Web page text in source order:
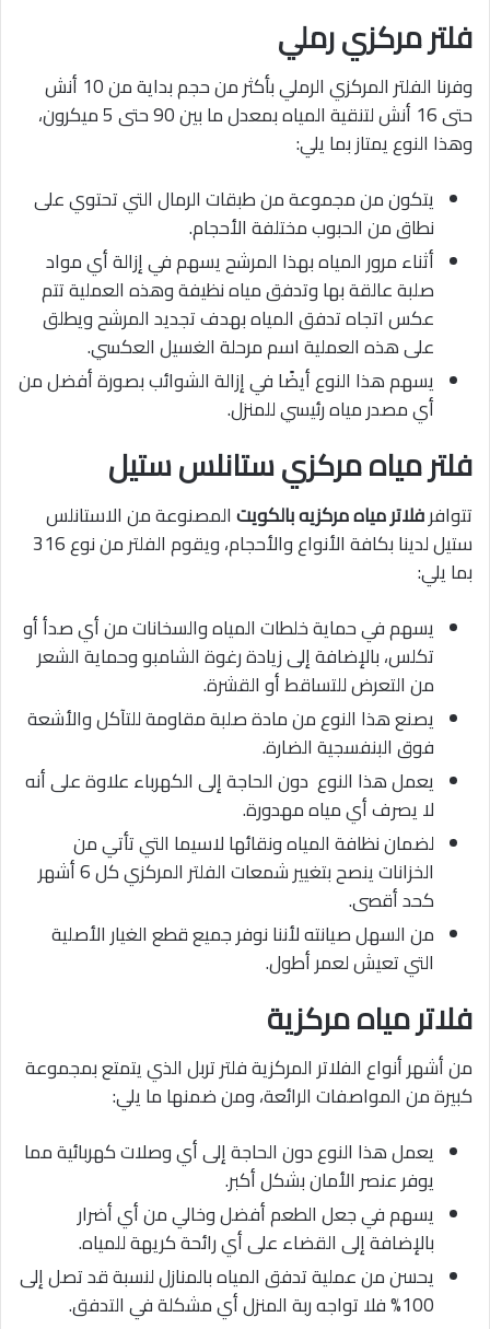
فلتر مركزي رملي
وفرنا الفلتر المركزي الرملي بأكثر من حجم بداية من 10 أنش
حتى 16 أنش لتنقية المياه بمعدل ما بين 90 حتى 5 ميكرون،
وهذا النوع يمتاز بما يلي:
يتكون من مجموعة من طبقات الرمال التي تحتوي على
نطاق من الحبوب مختلفة الأحجام.
أثناء مرور المياه بهذا المرشح يسهم في إزالة أي مواد
صلبة عالقة بها وتدفق مياه نظيفة وهذه العملية تتم
عكس اتجاه تدفق المياه بهدف تجديد المرشح ويطلق
على هذه العملية اسم مرحلة الغسيل العكسي.
يسهم هذا النوع أيضًا في إزالة الشوائب بصورة أفضل من
أي مصدر مياه رئيسي للمنزل.
فلتر مياه مركزي ستانلس ستيل
تتوافرفلاتر مياه مركزيه بالكويتالمصنوعة من الاستانلس
ستيل لدينا بكافة الأنواع والأحجام، ويقوم الفلتر من نوع 316
بما يلي:
يسهم في حماية خلطات المياه والسخانات من أي صدأ أو
تكلس، بالإضافة إلى زيادة رغوة الشامبو وحماية الشعر
من التعرض للتساقط أو القشرة.
يصنع هذا النوع من مادة صلبة مقاومة للتآكل والأشعة
فوق البنفسجية الضارة.
يعمل هذا النوع دون الحاجة إلى الكهرباء علاوة على أنه
لا يصرف أي مياه مهدورة.
لضمان نظافة المياه ونقائها لاسيما التي تأتي من
الخزانات ينصح بتغيير شمعات الفلتر المركزي كل 6 أشهر
كحد أقصى.
من السهل صيانته لأننا نوفر جميع قطع الغيار الأصلية
التي تعيش لعمر أطول.
فلاتر مياه مركزية
من أشهر أنواع الفلاتر المركزية فلتر تربل الذي يتمتع بمجموعة
كبيرة من المواصفات الرائعة، ومن ضمنها ما يلي:
يعمل هذا النوع دون الحاجة إلى أي وصلات كهربائية مما
يوفر عنصر الأمان بشكل أكبر.
يسهم في جعل الطعم أفضل وخالي من أي أضرار
بالإضافة إلى القضاء على أي رائحة كريهة للمياه.
يحسن من عملية تدفق المياه بالمنازل لنسبة قد تصل إلى
100% فلا تواجه ربة المنزل أي مشكلة في التدفق.